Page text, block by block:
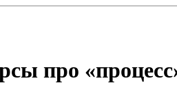
про